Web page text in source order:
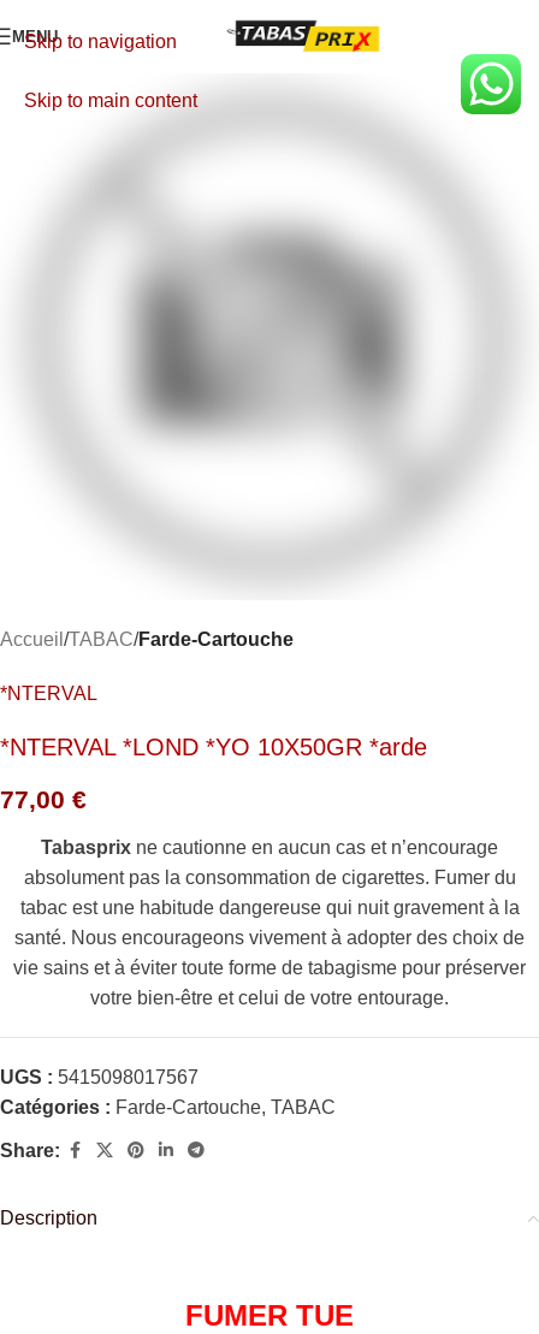
Skip to navigation
Skip to main content
MENU
Accueil TABAC Farde-Cartouche
*NTERVAL
*NTERVAL *LOND *YO 10X50GR *arde
77,00 €
Tabasprix ne cautionne en aucun cas et n’encourage
absolument pas la consommation de cigarettes. Fumer du
tabac est une habitude dangereuse qui nuit gravement à la
santé. Nous encourageons vivement à adopter des choix de
vie sains et à éviter toute forme de tabagisme pour préserver
votre bien-être et celui de votre entourage.
UGS : 5415098017567
Catégories : Farde-Cartouche, TABAC
Share:
Description
FUMER TUE